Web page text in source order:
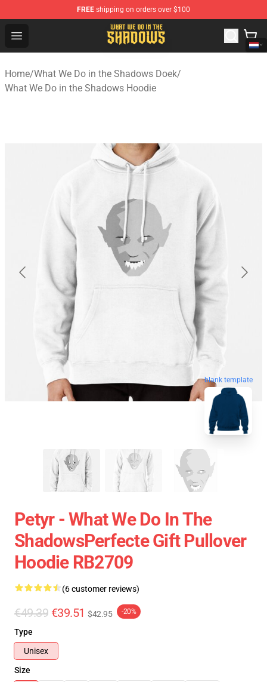
FREE shipping on orders over $100
Open menu
What We Do in the Shadows Shop - Official What We
Home/What We Do in the Shadows Doek/
What We Do in the Shadows Hoodie
blank template
Petyr - What We Do In The
ShadowsPerfecte Gift Pullover
Hoodie RB2709
(6 customer reviews)
€49.39 €39.51 $42.95 -20%
Type
Unisex
Size